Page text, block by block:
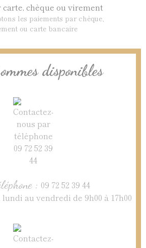
carte, chèque ou virement
les paiements par chèque,
ou carte bancaire
disponibles
: 09 72 52 39 44
au vendredi de 9h00 à 17h00